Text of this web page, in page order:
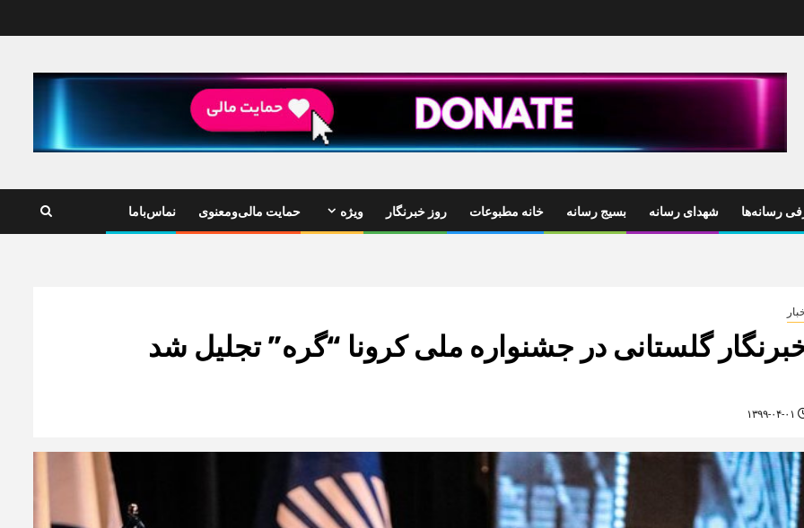
رسانه‌ها شهدای رسانه بسیج رسانه خانه مطبوعات روز خبرنگار ویژه حمایت مالی‌ومعنوی نماس‌باما
گلستانی در جشنواره ملی کرونا “گره” تجلیل شد